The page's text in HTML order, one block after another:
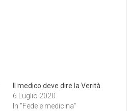
Il medico deve dire la Verità
6 Luglio 2020
In "Fede e medicina"